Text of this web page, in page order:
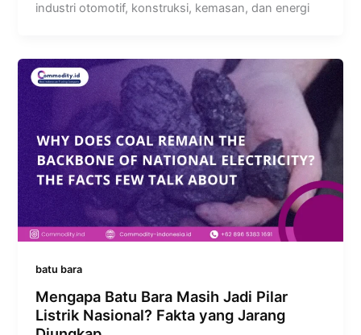
industri otomotif, konstruksi, kemasan, dan energi
batu bara
Mengapa Batu Bara Masih Jadi Pilar
Listrik Nasional? Fakta yang Jarang